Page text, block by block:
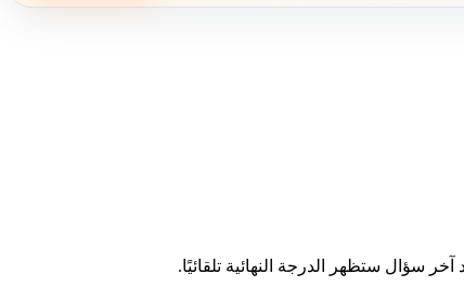
سؤال ستظهر الدرجة النهائية تلقائيًا.